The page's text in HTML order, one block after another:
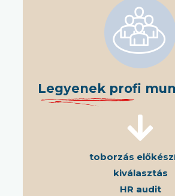
Legyenek profi
toborzás
kiválasztás
HR audit